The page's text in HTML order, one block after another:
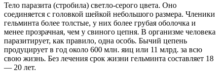
Тело паразита (стробила) светло-серого цвета. Оно
соединяется с головкой шейкой небольшого размера. Членики
гельминта более толстые, у них более грубая оболочка и
менее прозрачная, чем у свиного цепня. В организме человека
паразитирует, как правило, одна особь. Бычий цепень
продуцирует в год около 600 млн. яиц или 11 млрд. за всю
свою жизнь. Без лечения срок жизни гельминта составляет 18
— 20 лет.